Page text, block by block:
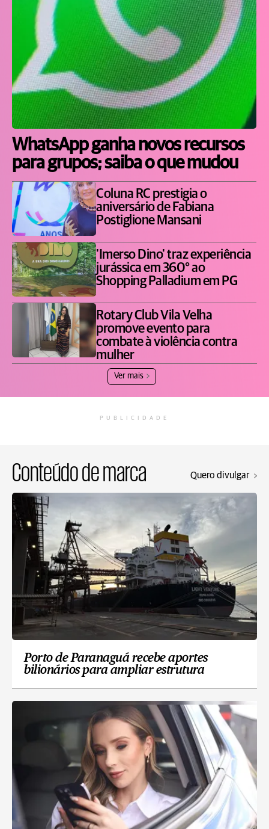
WhatsApp ganha novos recursos
para grupos; saiba o que mudou
Coluna RC prestigia o
aniversário de Fabiana
Postiglione Mansani
'Imerso Dino' traz experiência
jurássica em 360° ao
Shopping Palladium em PG
Rotary Club Vila Velha
promove evento para
combate à violência contra
mulher
Ver mais
PUBLICIDADE
Conteúdo de marca Quero divulgar
Porto de Paranaguá recebe aportes
bilionários para ampliar estrutura